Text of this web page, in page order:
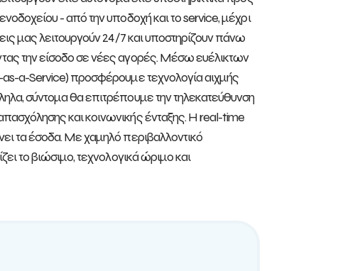
- από την υποδοχή και το service, μέχρι
μας λειτουργούν 24/7 και υποστηρίζουν πάνω
την είσοδο σε νέες αγορές. Μέσω ευέλικτων
a-Service) προσφέρουμε τεχνολογία αιχμής
σύντομα θα επιτρέπουμε την τηλεκατεύθυνση
και κοινωνικής ένταξης. Η real-time
τα έσοδα. Με χαμηλό περιβαλλοντικό
το βιώσιμο, τεχνολογικά ώριμο και